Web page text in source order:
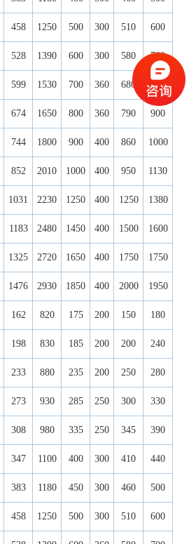
458 1250 500 300 510 600
528 1390 600 300 580 700
599 1530 700 360 680 800
674 1650 800 360 790 900
744 1800 900 400 860 1000
852 2010 1000 400 950 1130
1031 2230 1250 400 1250 1380
1183 2480 1450 400 1500 1600
1325 2720 1650 400 1750 1750
1476 2930 1850 400 2000 1950
162 820 175 200 150 180
198 830 185 200 200 240
233 880 235 200 250 280
273 930 285 250 300 330
308 980 335 250 345 390
347 1100 400 300 410 440
383 1180 450 300 460 500
458 1250 500 300 510 600